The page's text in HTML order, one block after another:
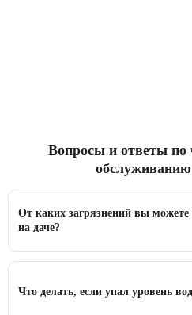
Вопросы и ответы по
От каких загрязнений вы можете
на даче?
Что делать, если упал уровень